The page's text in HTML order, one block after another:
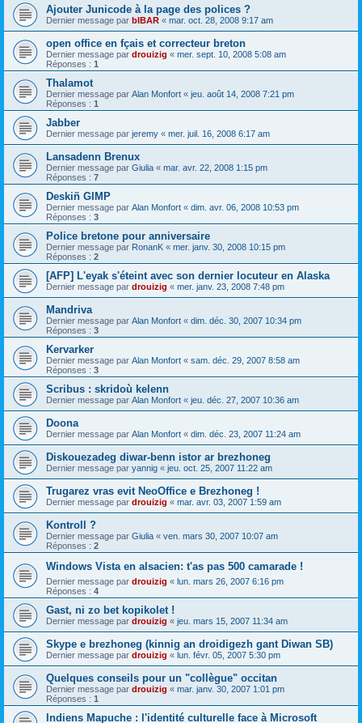
Ajouter Junicode à la page des polices ?
Dernier message par bIBAR « mar. oct. 28, 2008 9:17 am
open office en fçais et correcteur breton
Dernier message par drouizig « mer. sept. 10, 2008 5:08 am
Réponses : 1
Thalamot
Dernier message par Alan Monfort « jeu. août 14, 2008 7:21 pm
Réponses : 1
Jabber
Dernier message par jeremy « mer. juil. 16, 2008 6:17 am
Lansadenn Brenux
Dernier message par Giulia « mar. avr. 22, 2008 1:15 pm
Réponses : 7
Deskiñ GIMP
Dernier message par Alan Monfort « dim. avr. 06, 2008 10:53 pm
Réponses : 3
Police bretone pour anniversaire
Dernier message par RonanK « mer. janv. 30, 2008 10:15 pm
Réponses : 2
[AFP] L'eyak s'éteint avec son dernier locuteur en Alaska
Dernier message par drouizig « mer. janv. 23, 2008 7:48 pm
Mandriva
Dernier message par Alan Monfort « dim. déc. 30, 2007 10:34 pm
Réponses : 3
Kervarker
Dernier message par Alan Monfort « sam. déc. 29, 2007 8:58 am
Réponses : 3
Scribus : skridoù kelenn
Dernier message par Alan Monfort « jeu. déc. 27, 2007 10:36 am
Doona
Dernier message par Alan Monfort « dim. déc. 23, 2007 11:24 am
Diskouezadeg diwar-benn istor ar brezhoneg
Dernier message par yannig « jeu. oct. 25, 2007 11:22 am
Trugarez vras evit NeoOffice e Brezhoneg !
Dernier message par drouizig « mar. avr. 03, 2007 1:59 am
Kontroll ?
Dernier message par Giulia « ven. mars 30, 2007 10:07 am
Réponses : 2
Windows Vista en alsacien: t'as pas 500 camarade !
Dernier message par drouizig « lun. mars 26, 2007 6:16 pm
Réponses : 4
Gast, ni zo bet kopikolet !
Dernier message par drouizig « jeu. mars 15, 2007 11:34 am
Skype e brezhoneg (kinnig an droidigezh gant Diwan SB)
Dernier message par drouizig « lun. févr. 05, 2007 5:30 pm
Quelques conseils pour un "collègue" occitan
Dernier message par drouizig « mar. janv. 30, 2007 1:01 pm
Réponses : 1
Indiens Mapuche : l'identité culturelle face à Microsoft